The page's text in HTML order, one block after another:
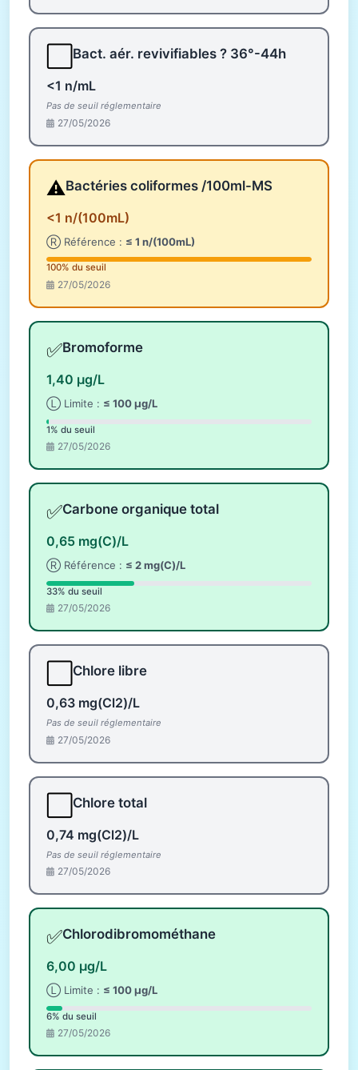
Bact. aér. revivifiables ? 36°-44h
<1 n/mL
Pas de seuil réglementaire
27/05/2026
⚠️Bactéries coliformes /100ml-MS
<1 n/(100mL)
Ⓡ Référence : ≤ 1 n/(100mL)
100% du seuil
27/05/2026
✅Bromoforme
1,40 µg/L
Ⓛ Limite : ≤ 100 µg/L
1% du seuil
27/05/2026
✅Carbone organique total
0,65 mg(C)/L
Ⓡ Référence : ≤ 2 mg(C)/L
33% du seuil
27/05/2026
Chlore libre
0,63 mg(Cl2)/L
Pas de seuil réglementaire
27/05/2026
Chlore total
0,74 mg(Cl2)/L
Pas de seuil réglementaire
27/05/2026
✅Chlorodibromométhane
6,00 µg/L
Ⓛ Limite : ≤ 100 µg/L
6% du seuil
27/05/2026